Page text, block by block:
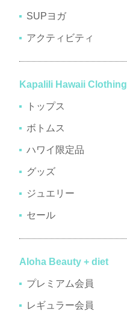
SUPヨガ
アクティビティ
Kapalili Hawaii Clothing
トップス
ボトムス
ハワイ限定品
グッズ
ジュエリー
セール
Aloha Beauty + diet
プレミアム会員
レギュラー会員